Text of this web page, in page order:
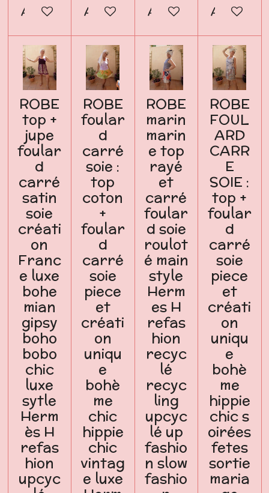
Ajouter au panierAjouter au panierAjouter au panier
Ajouter
ROBE
top +
jupe
foular
d
carré
satin
soie
créati
on
Franc
e luxe
bohe
mian
gipsy
boho
bobo
chic
luxe
sytle
Herm
ès H
refas
hion
upcyc
ROBE
foular
d
carré
soie :
top
coton
+
foular
d
carré
soie
piece
et
créati
on
uniqu
e
bohè
me
chic
hippie
chic
vintag
e luxe
ROBE
marin
marin
e top
rayé
et
carré
foular
d soie
roulot
é main
style
Herm
es H
refas
hion
recyc
lé
recyc
ling
upcyc
lé up
fashio
n slow
fashio
ROBE
FOUL
ARD
CARR
E
SOIE :
top +
foular
d
carré
soie
piece
et
créati
on
uniqu
e
bohè
me
hippie
chic s
oirées
fetes
sortie
maria